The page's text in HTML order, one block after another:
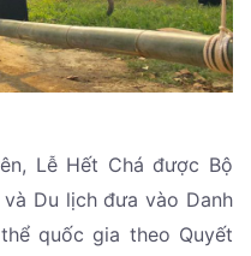
Lễ Hết Chá được Bộ
Du lịch đưa vào Danh
quốc gia theo Quyết